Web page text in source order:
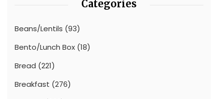
Categories
Beans/Lentils (93)
Bento/Lunch Box (18)
Bread (221)
Breakfast (276)